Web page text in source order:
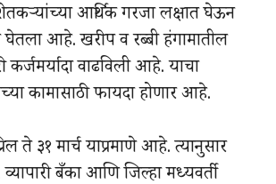
आर्थिक गरजा लक्षात घेऊन
घेतला आहे. खरीप व रब्बी हंगामातील
कर्जमर्यादा वाढविली आहे. याचा
कामासाठी फायदा होणार आहे.
ते ३१ मार्च याप्रमाणे आहे. त्यानुसार
व्यापारी बँका आणि जिल्हा मध्यवर्ती